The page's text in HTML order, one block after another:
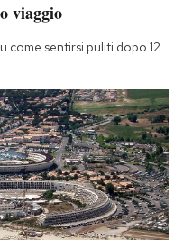
viaggio
come sentirsi puliti dopo 12